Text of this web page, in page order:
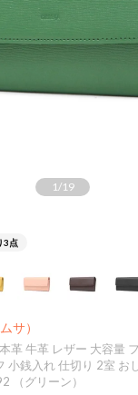
1 /19
3点
サ）
革 牛革 レザー 大容量
小銭入れ 仕切り 2室 お
（グリーン）